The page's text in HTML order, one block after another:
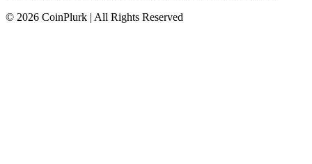
© 2026 CoinPlurk | All Rights Reserved